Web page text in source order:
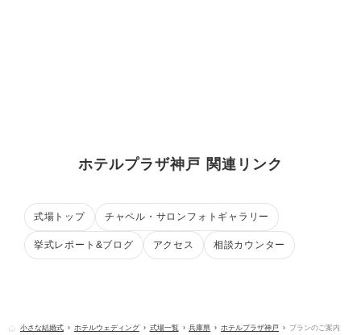
ホテルプラザ神戸 関連リンク
式場トップ チャペル・サロンフォトギャラリー
挙式レポート&ブログ アクセス 相談カウンター
小さな結婚式 ホテルウェディング 式場一覧 兵庫県 ホテルプラザ神戸 プランのご案内